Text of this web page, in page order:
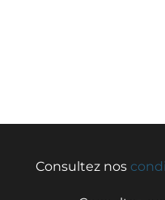
Consultez nos